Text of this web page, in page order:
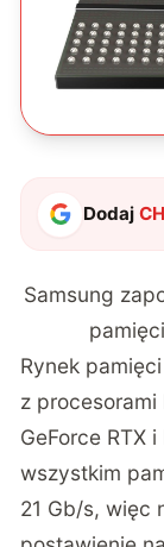
Dodaj
Samsung
Rynek
z
GeForce RTX
wszystkim
21 Gb/s, więc